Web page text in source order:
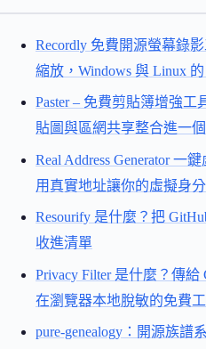
Recordly 免費開源螢幕錄
縮放，Windows 與 Linux 的
Paster – 免費剪貼簿增強工
貼圖與區網共享整合進一
Real Address Generator 一
用真實地址讓你的虛擬身
Resourify 是什麼？把
收進清單
Privacy Filter 是什麼？傳給
在瀏覽器本地脫敏的免費
pure-genealogy：開源族譜